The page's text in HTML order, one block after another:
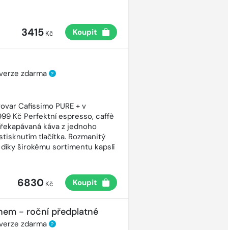
3415Kč Koupit
zdarma ?
Cafissimo PURE + v
Kč Perfektní espresso, caffè
káva z jednoho
tlačítka. Rozmanitý
širokému sortimentu kapslí
6830Kč Koupit
- roční předplatné
zdarma ?